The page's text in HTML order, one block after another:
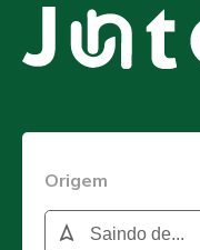
Origem